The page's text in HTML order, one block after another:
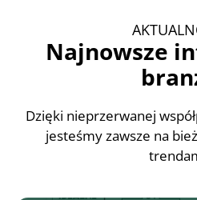
Najnowsze
Dzięki nieprzerwanej
jesteśmy zawsze na